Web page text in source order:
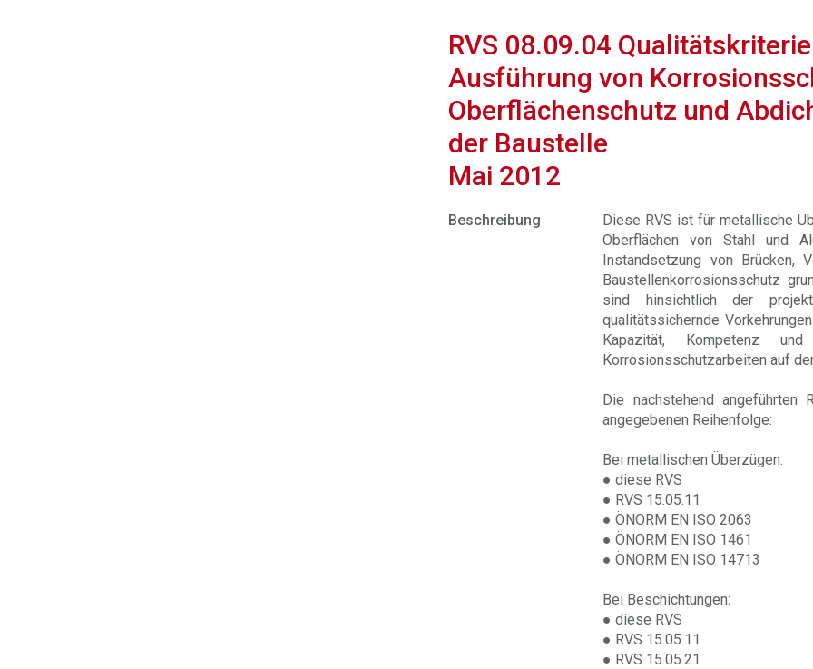
RVS 08.09.04
Ausführung von
Oberflächenschutz und
der Baustelle
Mai 2012
Beschreibung
Diese RVS ist für metallische
Oberflächen von Stahl und
Instandsetzung von Brücken,
Baustellenkorrosionsschutz
sind hinsichtlich der
qualitätssichernde
Kapazität, Kompetenz
Korrosionsschutzarbeiten auf
Die nachstehend angeführten
angegebenen Reihenfolge:
Bei metallischen Überzügen:
● diese RVS
● RVS 15.05.11
● ÖNORM EN ISO 2063
● ÖNORM EN ISO 1461
● ÖNORM EN ISO 14713
Bei Beschichtungen:
● diese RVS
● RVS 15.05.11
● RVS 15.05.21